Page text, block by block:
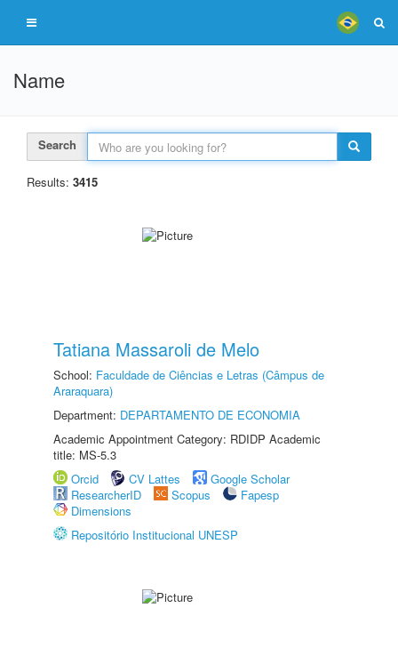
Name
Search
Results: 3415
Tatiana Massaroli de Melo
School: Faculdade de Ciências e Letras (Câmpus de
Araraquara)
Department: DEPARTAMENTO DE ECONOMIA
Academic Appointment Category: RDIDP Academic
title: MS-5.3
Orcid
CV Lattes
Google Scholar
ResearcherID
Scopus
Fapesp
Dimensions
Repositório Institucional UNESP